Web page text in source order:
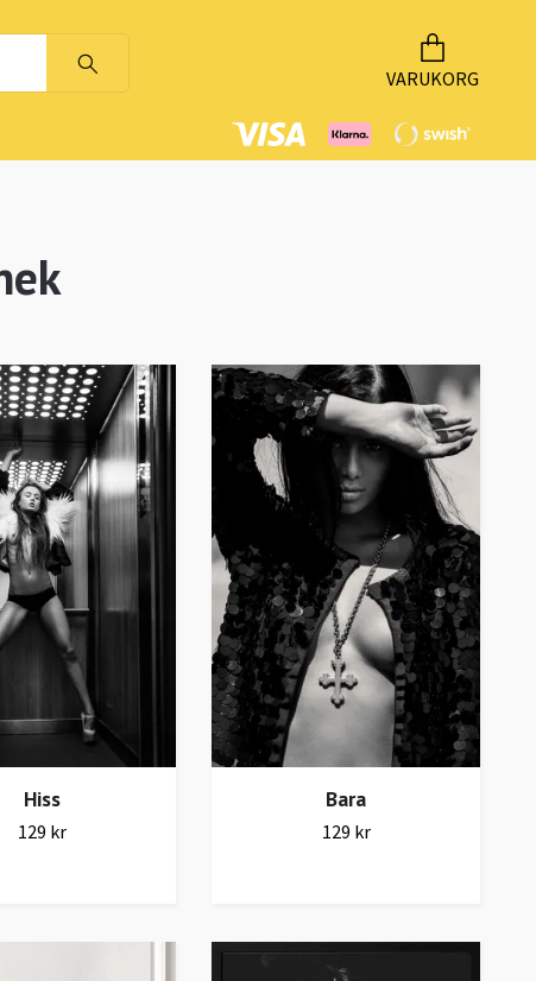
VARUKORG
Hiss
129 kr
Bara
129 kr